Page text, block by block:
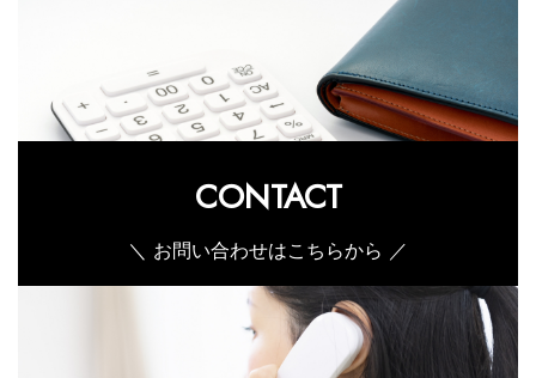
CONTACT
＼ お問い合わせはこちらから ／